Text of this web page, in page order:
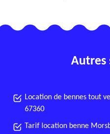
Autres
Location de bennes tout
67360
Tarif location benne